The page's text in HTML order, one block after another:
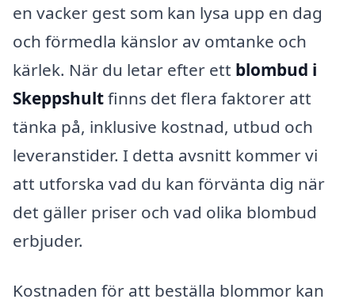
en vacker gest som kan lysa upp en dag
och förmedla känslor av omtanke och
kärlek. När du letar efter ett blombud i
Skeppshultfinns det flera faktorer att
tänka på, inklusive kostnad, utbud och
leveranstider. I detta avsnitt kommer vi
att utforska vad du kan förvänta dig när
det gäller priser och vad olika blombud
erbjuder.
Kostnaden för att beställa blommor kan